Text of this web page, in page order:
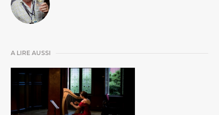
A LIRE AUSSI